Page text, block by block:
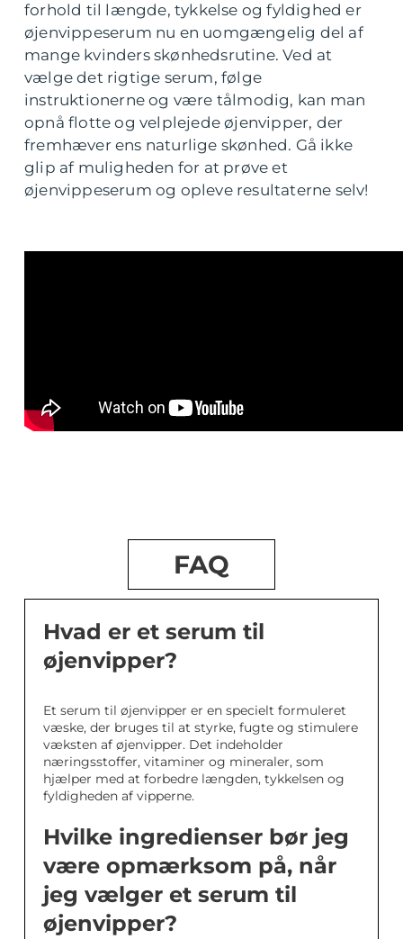
forhold til længde, tykkelse og fyldighed er
øjenvippeserum nu en uomgængelig del af
mange kvinders skønhedsrutine. Ved at
vælge det rigtige serum, følge
instruktionerne og være tålmodig, kan man
opnå flotte og velplejede øjenvipper, der
fremhæver ens naturlige skønhed. Gå ikke
glip af muligheden for at prøve et
øjenvippeserum og opleve resultaterne selv!
FAQ
Hvad er et serum til
øjenvipper?
Et serum til øjenvipper er en specielt formuleret
væske, der bruges til at styrke, fugte og stimulere
væksten af øjenvipper. Det indeholder
næringsstoffer, vitaminer og mineraler, som
hjælper med at forbedre længden, tykkelsen og
fyldigheden af vipperne.
Hvilke ingredienser bør jeg
være opmærksom på, når
jeg vælger et serum til
øjenvipper?